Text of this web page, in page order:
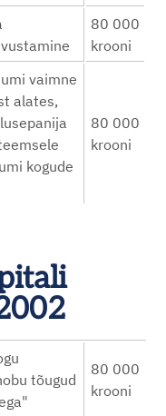
80 000
krooni
vaimne
alates,
kogude
80 000
krooni
tõugud
80 000
krooni